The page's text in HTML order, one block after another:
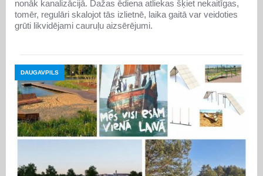
nonāk kanalizācijā. Dažas ēdiena atliekas šķiet nekaitīgas,
tomēr, regulāri skalojot tās izlietnē, laika gaitā var veidoties
grūti likvidējami cauruļu aizsērējumi.
DAUGAVPILS